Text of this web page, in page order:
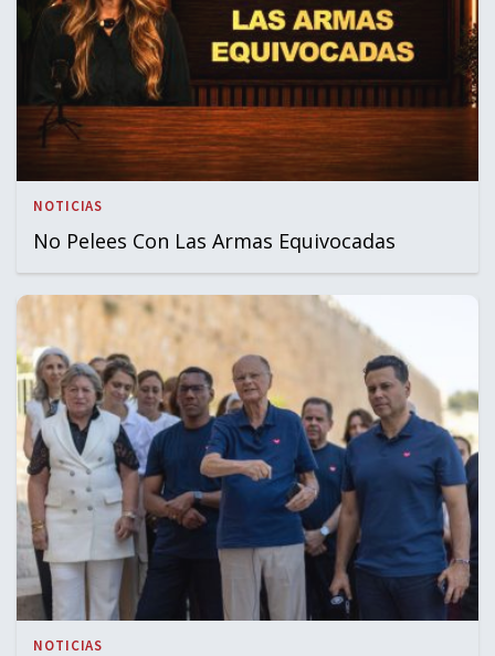
NOTICIAS
No Pelees Con Las Armas Equivocadas
NOTICIAS